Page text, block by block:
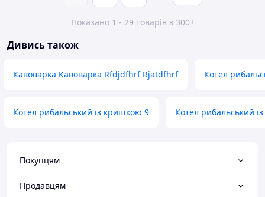
Показано 1 - 29 товарів з 300+
Дивись також
Кавоварка Кавоварка Rfdjdfhrf Rjatdfhrf Котел
Котел рибальський із кришкою 9 Котел рибальський
Покупцям
Продавцям